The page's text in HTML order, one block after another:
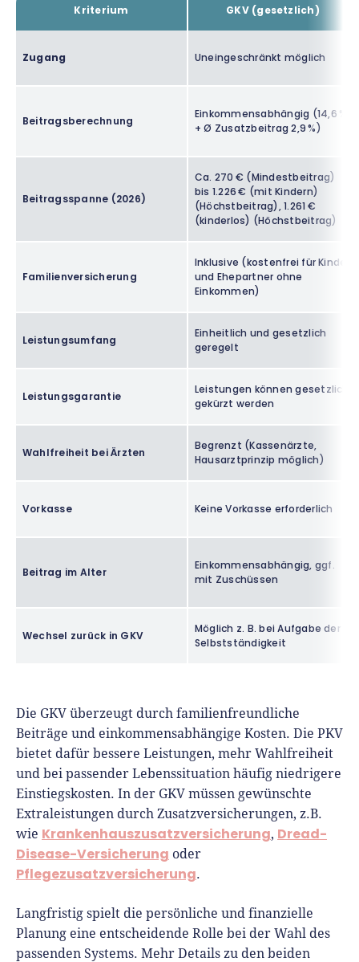
Kriterium GKV (gesetzlich)
Zugang Uneingeschränkt möglich
Beitragsberechnung
Einkommensabhängig (14,6 %
+ Ø Zusatzbeitrag 2,9 %)
Beitragsspanne (2026)
Ca. 270 € (Mindestbeitrag)
bis 1.226 € (mit Kindern)
(Höchstbeitrag), 1.261 €
(kinderlos) (Höchstbeitrag)
Familienversicherung
Inklusive (kostenfrei für Kinder
und Ehepartner ohne
Einkommen)
Leistungsumfang
Einheitlich und gesetzlich
geregelt
Leistungsgarantie
Leistungen können gesetzlich
gekürzt werden
Wahlfreiheit bei Ärzten
Begrenzt (Kassenärzte,
Hausarztprinzip möglich)
Vorkasse Keine Vorkasse erforderlich
Beitrag im Alter
Einkommensabhängig, ggf.
mit Zuschüssen
Wechsel zurück in GKV
Möglich z. B. bei Aufgabe der
Selbstständigkeit
Die GKV überzeugt durch familienfreundliche
Beiträge und einkommensabhängige Kosten. Die PKV
bietet dafür bessere Leistungen, mehr Wahlfreiheit
und bei passender Lebenssituation häufig niedrigere
Einstiegskosten. In der GKV müssen gewünschte
Extraleistungen durch Zusatzversicherungen, z.B.
wie Krankenhauszusatzversicherung, Dread-
Disease-Versicherung oder
Pflegezusatzversicherung.
Langfristig spielt die persönliche und finanzielle
Planung eine entscheidende Rolle bei der Wahl des
passenden Systems. Mehr Details zu den beiden